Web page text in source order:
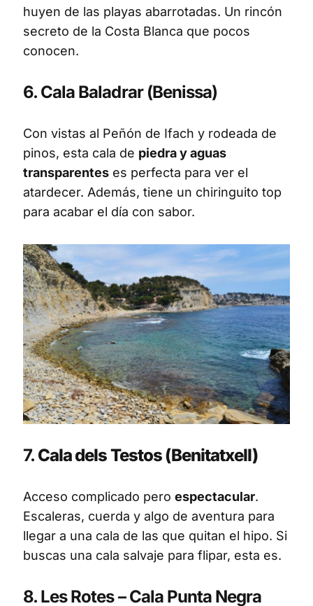
huyen de las playas abarrotadas. Un rincón
secreto de la Costa Blanca que pocos
conocen.
6. Cala Baladrar (Benissa)
Con vistas al Peñón de Ifach y rodeada de
pinos, esta cala de piedra y aguas
transparentes es perfecta para ver el
atardecer. Además, tiene un chiringuito top
para acabar el día con sabor.
7. Cala dels Testos (Benitatxell)
Acceso complicado pero espectacular.
Escaleras, cuerda y algo de aventura para
llegar a una cala de las que quitan el hipo. Si
buscas una cala salvaje para flipar, esta es.
8. Les Rotes – Cala Punta Negra